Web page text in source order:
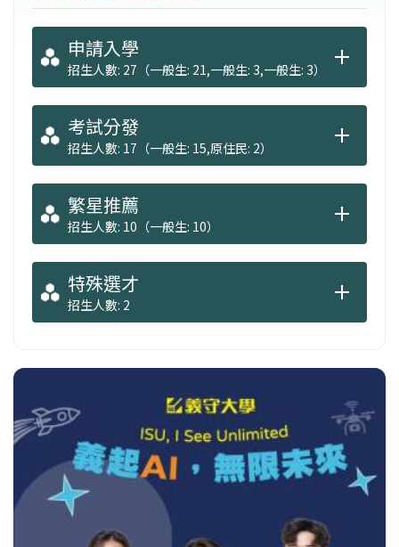
取得工程及管理雙學位。業界合作包括QNAP、
中華電信、新故鄉、三星、諾基亞等。
申請入學
招生人數: 27（一般生: 21,一般生: 3,一般生: 3）
考試分發
招生人數: 17（一般生: 15,原住民: 2）
繁星推薦
招生人數: 10（一般生: 10）
特殊選才
招生人數: 2